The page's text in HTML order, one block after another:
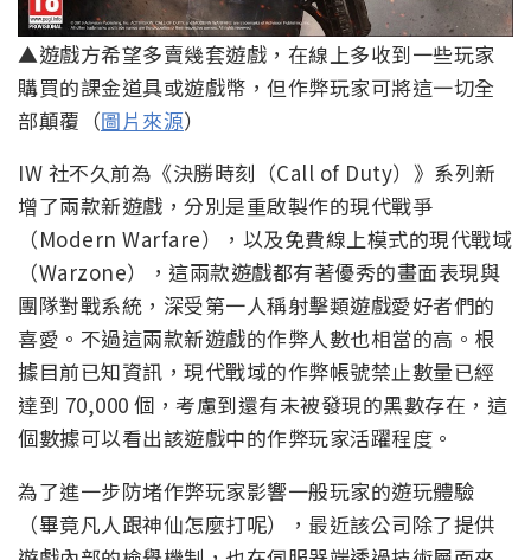
▲遊戲方希望多賣幾套遊戲，在線上多收到一些玩家
購買的課金道具或遊戲幣，但作弊玩家可將這一切全
部顛覆（圖片來源）
IW 社不久前為《決勝時刻（Call of Duty）》系列新
增了兩款新遊戲，分別是重啟製作的現代戰爭
（Modern Warfare），以及免費線上模式的現代戰域
（Warzone），這兩款遊戲都有著優秀的畫面表現與
團隊對戰系統，深受第一人稱射擊類遊戲愛好者們的
喜愛。不過這兩款新遊戲的作弊人數也相當的高。根
據目前已知資訊，現代戰域的作弊帳號禁止數量已經
達到 70,000 個，考慮到還有未被發現的黑數存在，這
個數據可以看出該遊戲中的作弊玩家活躍程度。
為了進一步防堵作弊玩家影響一般玩家的遊玩體驗
（畢竟凡人跟神仙怎麼打呢），最近該公司除了提供